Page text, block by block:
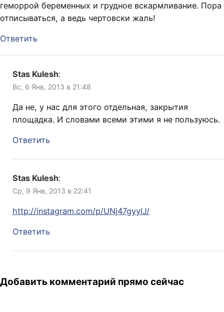
геморрой беременных и грудное вскармливание. Пора
отписываться, а ведь чертовски жаль!
Ответить
Stas Kulesh:
Вс, 6 Янв, 2013 в 21:48
Да не, у нас для этого отдельная, закрытия
площадка. И словами всеми этими я не пользуюсь.
Ответить
Stas Kulesh:
Ср, 9 Янв, 2013 в 22:41
http://instagram.com/p/UNj47gyylJ/
Ответить
Добавить комментарий прямо сейчас